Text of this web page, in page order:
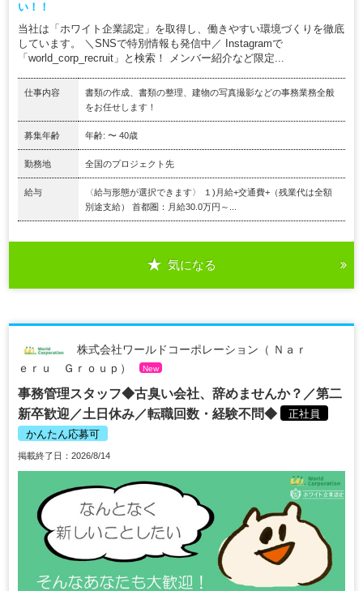
い！！
当社は「ホワイト企業認定」を取得し、働きやすい環境づくりを徹底
しています。 ＼SNSで特別情報も発信中／ Instagramで
「world_corp_recruit」と検索！ メンバー紹介など限定...
仕事内容
書類の作成、書類の整理、建物の写真撮影などの事務業務全般
をお任せします！
募集年齢 年齢: 〜 40歳
勤務地 全国のプロジェクト先
給与
〈給与形態が選択できます〉 １)月給+交通費+（残業代は全額
別途支給） 首都圏：月給30.0万円～...
気になる
株式会社ワールドコーポレーション（ Ｎａｒ
ｅｒｕ Ｇｒｏｕｐ）
New
事務管理スタッフ◆古臭い会社、辞めませんか？／第二
新卒歓迎／土日休み／転職回数・経験不問◆
正社員
かんたん応募可
掲載終了日：2026/8/14